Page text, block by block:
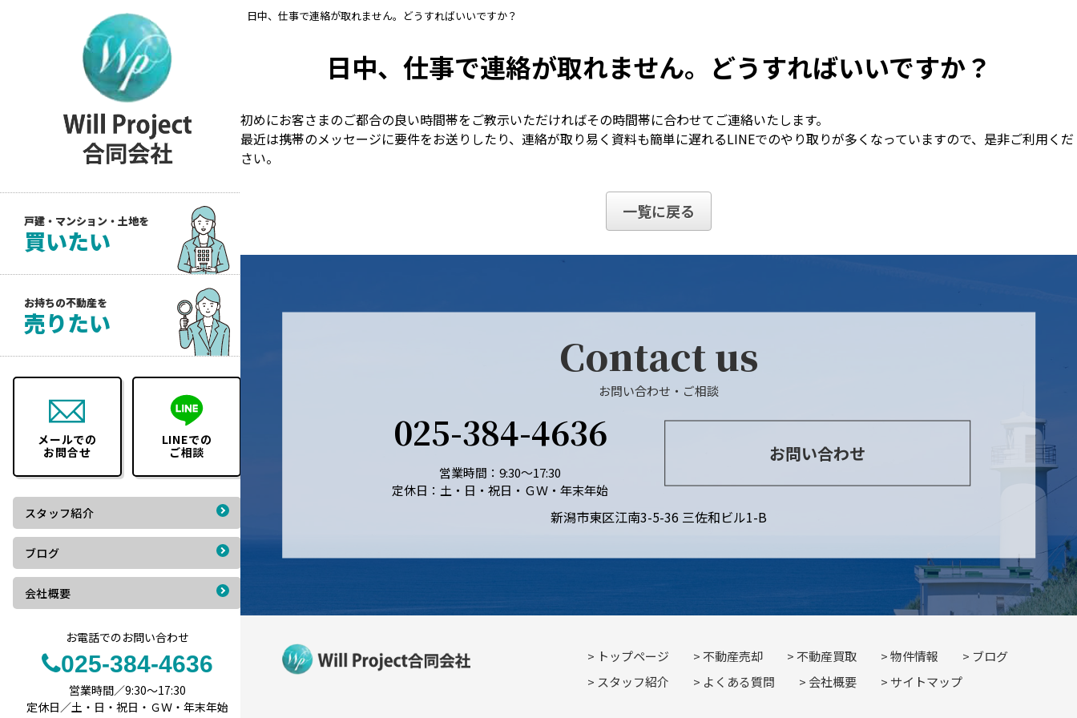
戸建・マンション・土地を
買いたい
お持ちの不動産を
売りたい
メールでの
お問合せ
LINEでの
ご相談
スタッフ紹介
ブログ
会社概要
お電話でのお問い合わせ
025-384-4636
営業時間／9:30～17:30
定休日／土・日・祝日・ＧＷ・年末年始
日中、仕事で連絡が取れません。どうすればいいですか？
日中、仕事で連絡が取れません。どうすればいいですか？
初めにお客さまのご都合の良い時間帯をご教示いただければその時間帯に合わせてご連絡いたします。
最近は携帯のメッセージに要件をお送りしたり、連絡が取り易く資料も簡単に遅れるLINEでのやり取りが多くなっていますので、是非ご利用くだ
さい。
一覧に戻る
Contact us
お問い合わせ・ご相談
025-384-4636
営業時間：9:30～17:30
定休日：土・日・祝日・ＧＷ・年末年始
お問い合わせ
新潟市東区江南3-5-36 三佐和ビル1-B
トップページ 不動産売却 不動産買取 物件情報
ブログ
スタッフ紹介
よくある質問 会社概要 サイトマップ